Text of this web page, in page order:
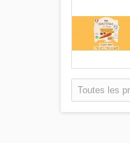
Toutes les